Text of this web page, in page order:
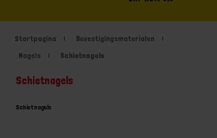
Startpagina
Bevestigingsmaterialen
Nagels
Schietnagels
Schietnagels
Schietnagels